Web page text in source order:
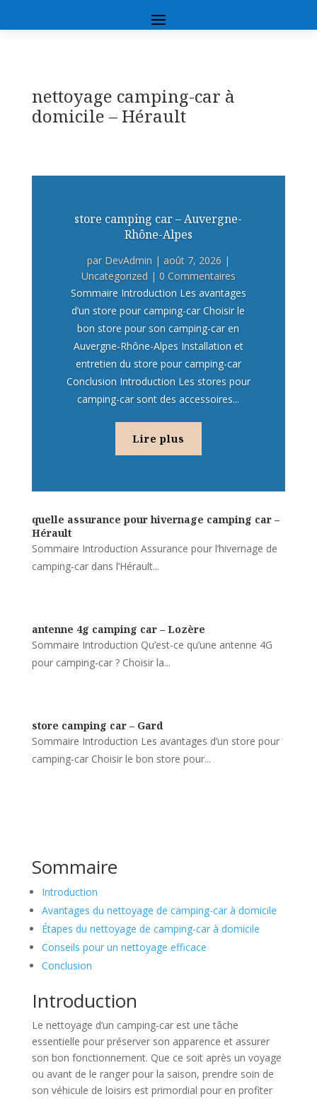
nettoyage camping-car à
domicile – Hérault
store camping car – Auvergne-
Rhône-Alpes
par DevAdmin | août 7, 2026 |
Uncategorized | 0 Commentaires
Sommaire Introduction Les avantages
d’un store pour camping-car Choisir le
bon store pour son camping-car en
Auvergne-Rhône-Alpes Installation et
entretien du store pour camping-car
Conclusion Introduction Les stores pour
camping-car sont des accessoires...
Lire plus
quelle assurance pour hivernage camping car –
Hérault
Sommaire Introduction Assurance pour l’hivernage de
camping-car dans l’Hérault...
antenne 4g camping car – Lozère
Sommaire Introduction Qu’est-ce qu’une antenne 4G
pour camping-car ? Choisir la...
store camping car – Gard
Sommaire Introduction Les avantages d’un store pour
camping-car Choisir le bon store pour...
Sommaire
Introduction
Avantages du nettoyage de camping-car à domicile
Étapes du nettoyage de camping-car à domicile
Conseils pour un nettoyage efficace
Conclusion
Introduction
Le nettoyage d’un camping-car est une tâche
essentielle pour préserver son apparence et assurer
son bon fonctionnement. Que ce soit après un voyage
ou avant de le ranger pour la saison, prendre soin de
son véhicule de loisirs est primordial pour en profiter